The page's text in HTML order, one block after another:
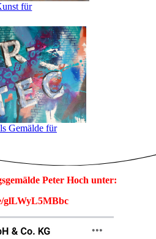
für
Gemälde für
Peter Hoch unter:
glLWyL5MBbc